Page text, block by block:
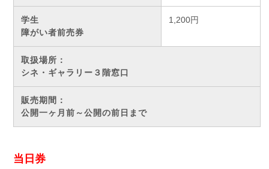
学生
障がい者前売券
1,200円
取扱場所：
シネ・ギャラリー３階窓口
販売期間：
公開一ヶ月前～公開の前日まで
当日券